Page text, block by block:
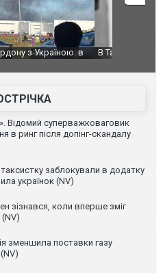
від удару
Відомий суперважковаговик
в ринг після допінг-скандалу
заблокували в додатку
українок (NV)
зізнався, коли вперше зміг
(NV)
зменшила поставки газу